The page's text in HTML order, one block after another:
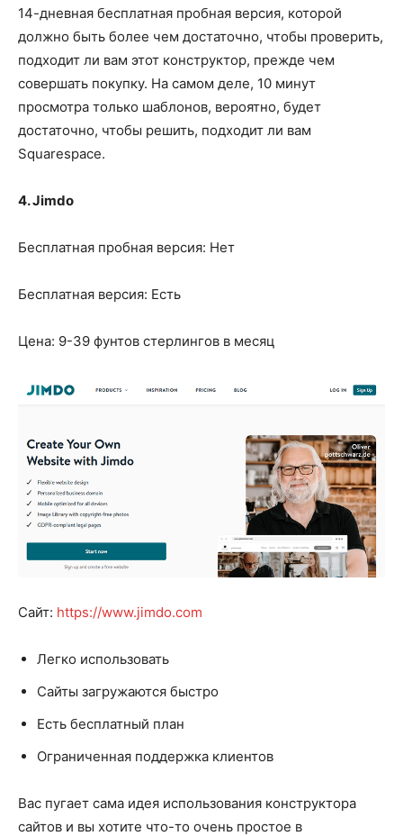
14-дневная бесплатная пробная версия, которой
должно быть более чем достаточно, чтобы проверить,
подходит ли вам этот конструктор, прежде чем
совершать покупку. На самом деле, 10 минут
просмотра только шаблонов, вероятно, будет
достаточно, чтобы решить, подходит ли вам
Squarespace.
4. Jimdo
Бесплатная пробная версия: Нет
Бесплатная версия: Есть
Цена: 9-39 фунтов стерлингов в месяц
Сайт: https://www.jimdo.com
Легко использовать
Сайты загружаются быстро
Есть бесплатный план
Ограниченная поддержка клиентов
Вас пугает сама идея использования конструктора
сайтов и вы хотите что-то очень простое в